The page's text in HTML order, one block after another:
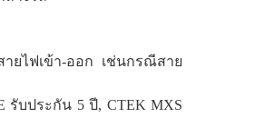
ยไฟเข้า-ออก เช่นกรณีสาย
รับประกัน 5 ปี, CTEK MXS